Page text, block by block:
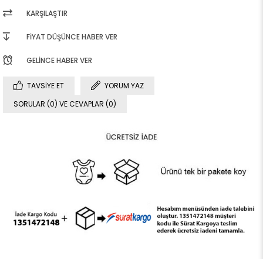
KARŞILAŞTIR
FIYAT DÜŞÜNCE HABER VER
GELINCE HABER VER
TAVSIYE ET
YORUM YAZ
SORULAR (0) VE CEVAPLAR (0)